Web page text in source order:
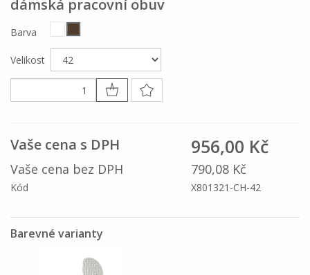
dámská pracovní obuv
Barva
Velikost
Vaše cena s DPH 956,00 Kč
Vaše cena bez DPH 790,08 Kč
Kód X801321-CH-42
Barevné varianty